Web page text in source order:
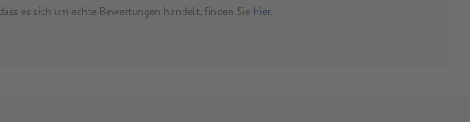
es sich um echte Bewertungen handelt, finden Sie hier.